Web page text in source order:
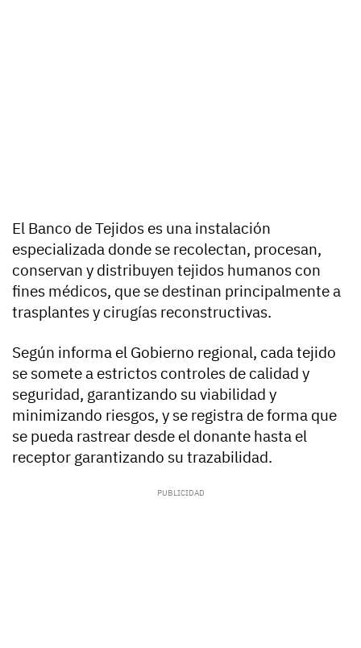
El Banco de Tejidos es una instalación
especializada donde se recolectan, procesan,
conservan y distribuyen tejidos humanos con
fines médicos, que se destinan principalmente a
trasplantes y cirugías reconstructivas.
Según informa el Gobierno regional, cada tejido
se somete a estrictos controles de calidad y
seguridad, garantizando su viabilidad y
minimizando riesgos, y se registra de forma que
se pueda rastrear desde el donante hasta el
receptor garantizando su trazabilidad.